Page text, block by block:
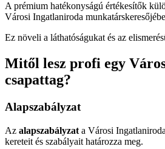
A prémium hatékonyságú értékesítők
Városi Ingatlaniroda
Ez növeli a láthatóságukat és az
Mitől lesz profi egy
csapattag?
Alapszabályzat
Az alapszabályzat a Városi
kereteit és szabályait határozza meg.